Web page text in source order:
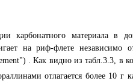
карбонатного материала в
на риф-флете независимо
. Как видно из табл.3.3, в
отлагается более 10 г